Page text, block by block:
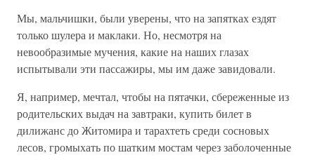
Мы, мальчишки, были уверены, что на запятках ездят
только шулера и маклаки. Но, несмотря на
невообразимые мучения, какие на наших глазах
испытывали эти пассажиры, мы им даже завидовали.
Я, например, мечтал, чтобы на пятачки, сбереженные из
родительских выдач на завтраки, купить билет в
дилижанс до Житомира и тарахтеть среди сосновых
лесов, громыхать по шатким мостам через заболоченные